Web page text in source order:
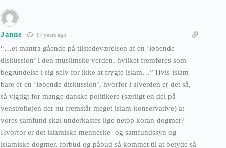
Janne 17 years ago
“…et mantra gående på tilstedeværelsen af en ‘løbende
diskussion’ i den muslimske verden, hvilket fremføres som
begrundelse i sig selv for ikke at frygte islam…” Hvis islam
bare er en ‘løbende diskussion’, hvorfor i alverden er det så,
så vigtigt for mange danske politikere (særligt en del på
venstrefløjen der nu fremstår meget islam-konservative) at
vores samfund skal underkastes lige netop koran-dogmer?
Hvorfor er det islamiske menneske- og samfundssyn og
islamiske dogmer, forbud og påbud så kommet til at betyde så